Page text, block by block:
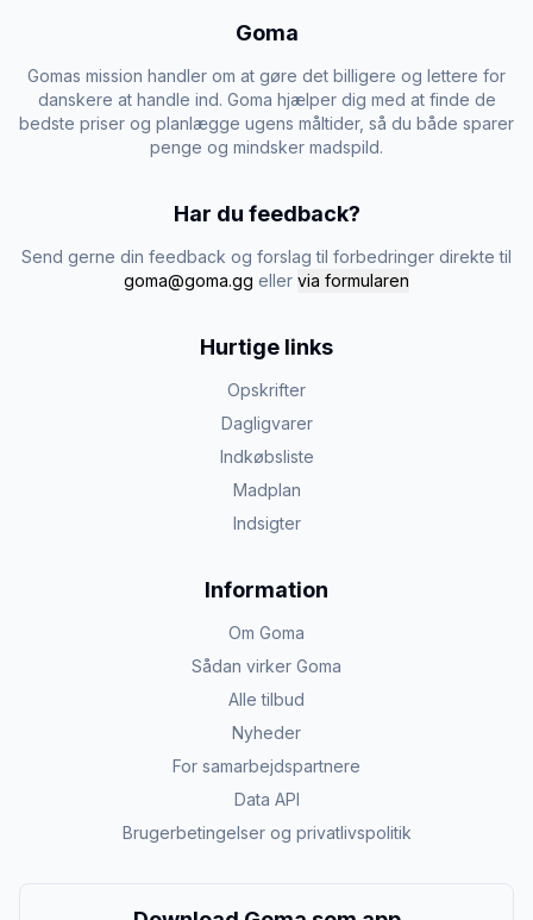
Goma
Gomas mission handler om at gøre det billigere og lettere for
danskere at handle ind. Goma hjælper dig med at finde de
bedste priser og planlægge ugens måltider, så du både sparer
penge og mindsker madspild.
Har du feedback?
Send gerne din feedback og forslag til forbedringer direkte til
goma@goma.gg eller via formularen
Hurtige links
Opskrifter
Dagligvarer
Indkøbsliste
Madplan
Indsigter
Information
Om Goma
Sådan virker Goma
Alle tilbud
Nyheder
For samarbejdspartnere
Data API
Brugerbetingelser og privatlivspolitik